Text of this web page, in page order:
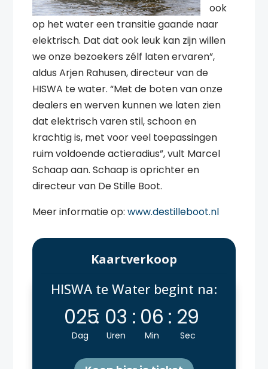
ook
op het water een transitie gaande naar
elektrisch. Dat dat ook leuk kan zijn willen
we onze bezoekers zélf laten ervaren”,
aldus Arjen Rahusen, directeur van de
HISWA te water. “Met de boten van onze
dealers en werven kunnen we laten zien
dat elektrisch varen stil, schoon en
krachtig is, met voor veel toepassingen
ruim voldoende actieradius”, vult Marcel
Schaap aan. Schaap is oprichter en
directeur van De Stille Boot.
Meer informatie op:www.destilleboot.nl
Kaartverkoop
HISWA te Water begint na:
025
Dag
: 03
Uren
: 06
Min
: 29
Sec